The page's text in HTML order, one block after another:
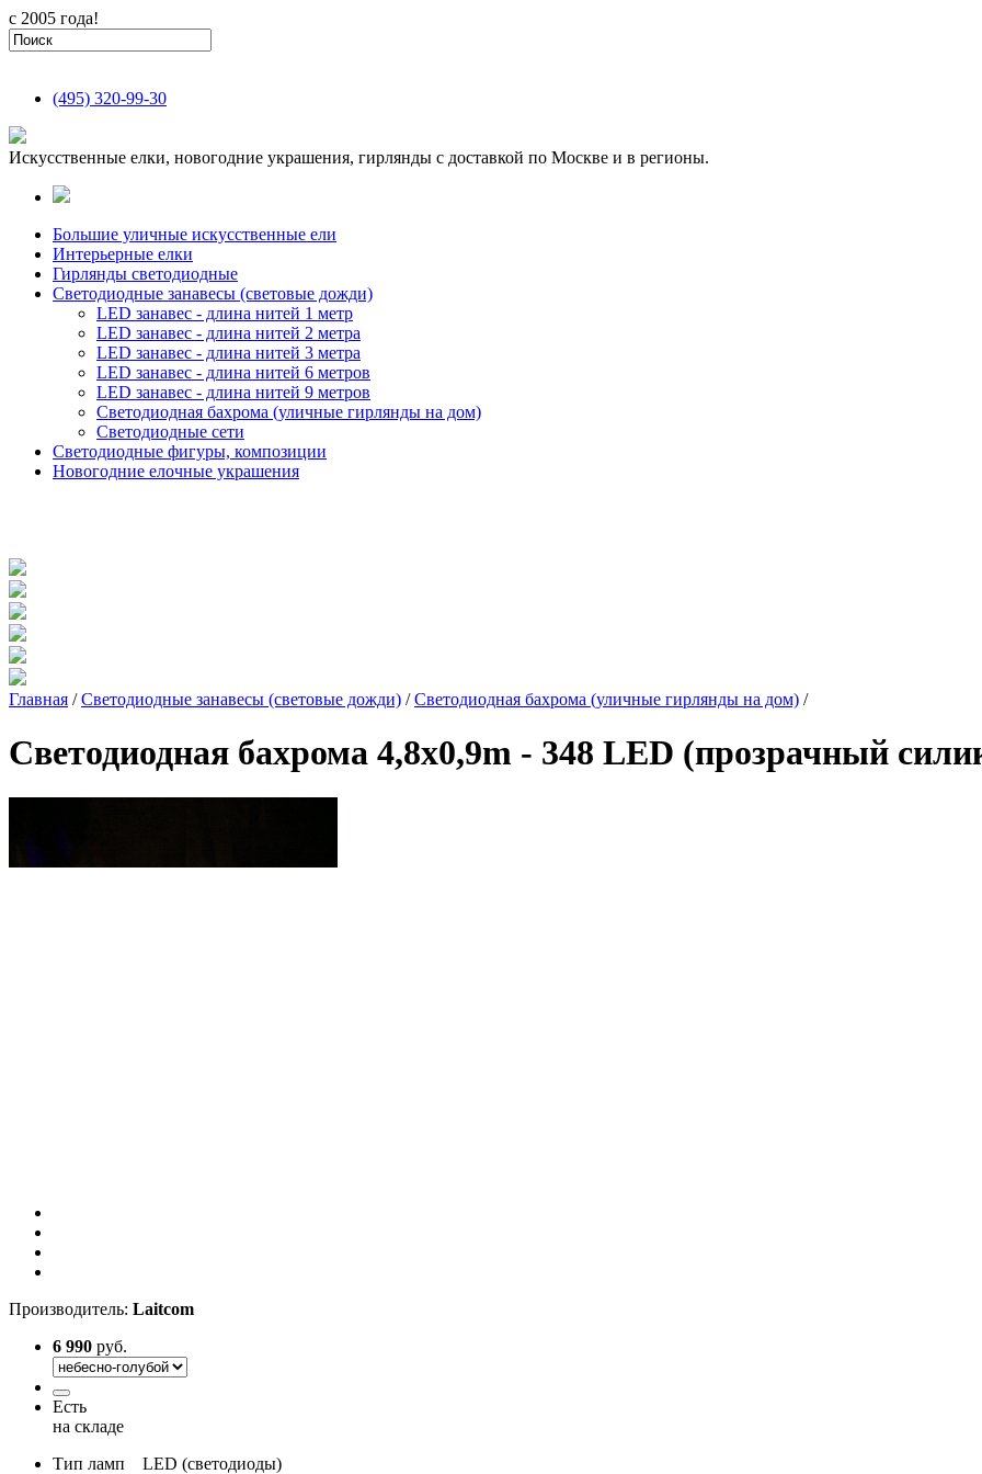
с 2005 года!
(495) 320-99-30
Искусственные елки, новогодние украшения, гирлянды с доставкой по Москве и в регионы.
Большие уличные искусственные ели
Интерьерные елки
Гирлянды светодиодные
Светодиодные занавесы (световые дожди)
LED занавес - длина нитей 1 метр
LED занавес - длина нитей 2 метра
LED занавес - длина нитей 3 метра
LED занавес - длина нитей 6 метров
LED занавес - длина нитей 9 метров
Светодиодная бахрома (уличные гирлянды на дом)
Светодиодные сети
Светодиодные фигуры, композиции
Новогодние елочные украшения
Главная / Светодиодные занавесы (световые дожди) / Светодиодная бахрома (уличные гирлянды на дом) /
Светодиодная бахрома 4,8x0,9m - 348 LED (прозрачный
Производитель: Laitcom
6 990 руб.
Есть
на складе
Тип ламп LED (светодиоды)